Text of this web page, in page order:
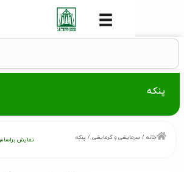
و گرمایشی / پنکه نمایش براساس: